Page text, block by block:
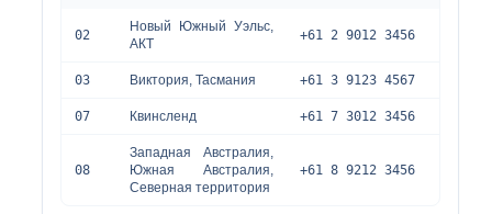
02
Новый Южный Уэльс,
АКТ
+61 2 9012 3456
03 Виктория, Тасмания +61 3 9123 4567
07 Квинсленд +61 7 3012 3456
08
Западная Австралия,
Южная Австралия,
Северная территория
+61 8 9212 3456